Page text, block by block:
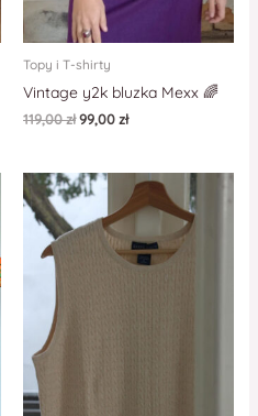
Topy i T-shirty
Vintage y2k bluzka Mexx 🌈
119,00zł99,00zł